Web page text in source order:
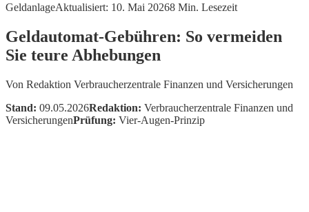
GeldanlageAktualisiert: 10. Mai 20268 Min. Lesezeit
Geldautomat-Gebühren: So vermeiden
Sie teure Abhebungen
Von Redaktion Verbraucherzentrale Finanzen und Versicherungen
Stand: 09.05.2026Redaktion: Verbraucherzentrale Finanzen und
VersicherungenPrüfung: Vier-Augen-Prinzip